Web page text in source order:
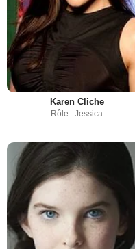
Karen Cliche
Rôle : Jessica